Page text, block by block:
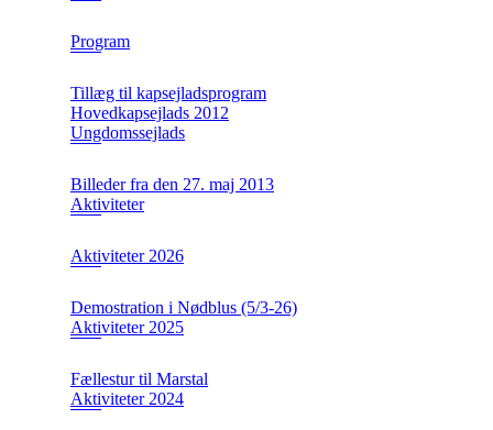
Program
Tillæg til kapsejladsprogram
Hovedkapsejlads 2012
Ungdomssejlads
Billeder fra den 27. maj 2013
Aktiviteter
Aktiviteter 2026
Demostration i Nødblus (5/3-26)
Aktiviteter 2025
Fællestur til Marstal
Aktiviteter 2024